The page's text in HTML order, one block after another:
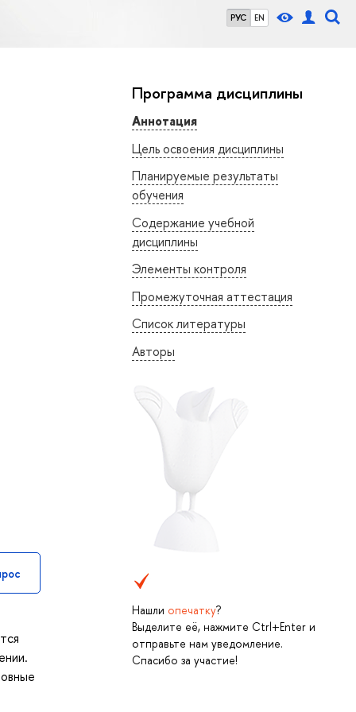
РУС EN
Программа дисциплины
Аннотация
Цель освоения дисциплины
Планируемые результаты
обучения
Содержание учебной
дисциплины
Элементы контроля
Промежуточная аттестация
Список литературы
Авторы
Нашли опечатку?
Выделите её, нажмите Ctrl+Enter и
отправьте нам уведомление.
Спасибо за участие!